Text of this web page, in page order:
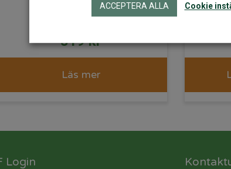
319kr
Läs mer
Login
ACCEPTERA ALLA Cookie